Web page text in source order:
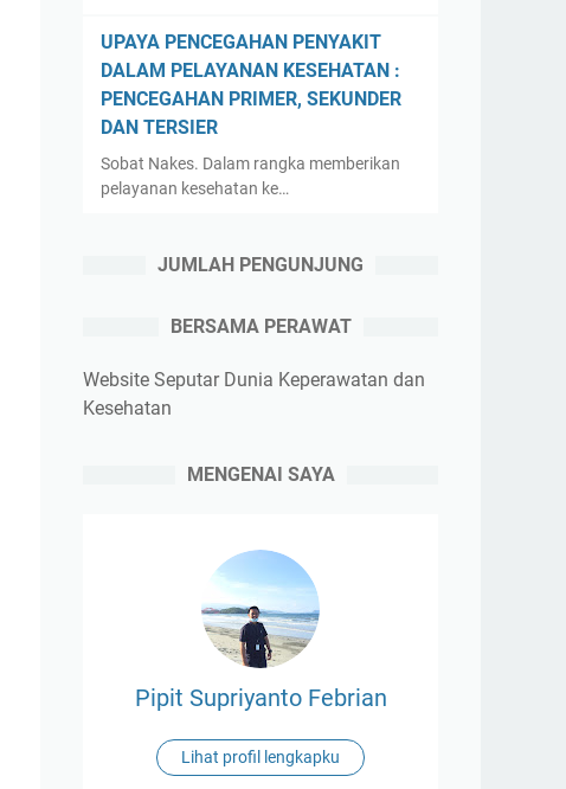
UPAYA PENCEGAHAN PENYAKIT
DALAM PELAYANAN KESEHATAN :
PENCEGAHAN PRIMER, SEKUNDER
DAN TERSIER
Sobat Nakes. Dalam rangka memberikan
pelayanan kesehatan ke…
JUMLAH PENGUNJUNG
BERSAMA PERAWAT
Website Seputar Dunia Keperawatan dan
Kesehatan
MENGENAI SAYA
Pipit Supriyanto Febrian
Lihat profil lengkapku